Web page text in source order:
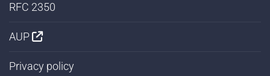
RFC 2350
AUP
Privacy policy